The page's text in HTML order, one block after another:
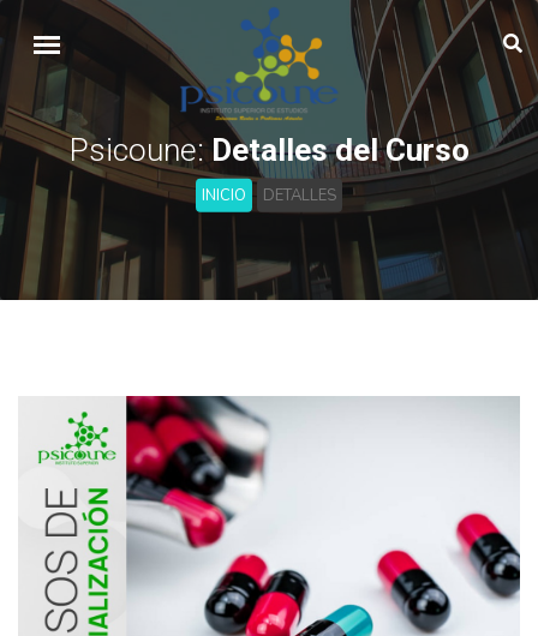
Psicoune:Detalles del Curso
INICIO DETALLES